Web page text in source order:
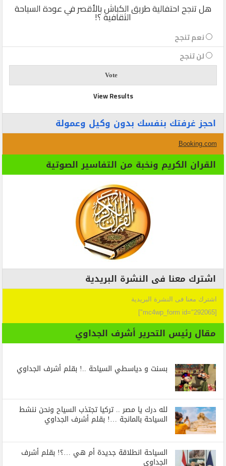
هل تنجح احتفالية طريق الكباش بالأقصر في عودة السياحة
الثقافية ؟!
نعم تنجح
لن تنجح
View Results
احجز غرفتك بنفسك بدون وكيل وعمولة
Booking.com
القران الكريم ونخبة من التفاسير الصوتية
اشترك معنا فى النشرة البريدية
اشترك معنا فى النشرة البريدية
[mc4wp_form id="292065"]
مقال رئيس التحرير أشرف الجداوي
بسنت و دياسطي السياحة ..! بقلم أشرف الجداوي
لله درك يا مصر .. تركيا تجتذب السياح ونحن ننشط
السياحة بالمانجة …! بقلم أشرف الجداوي
السياحة انطلاقة جديدة أم هي …؟! بقلم أشرف
الجداوي